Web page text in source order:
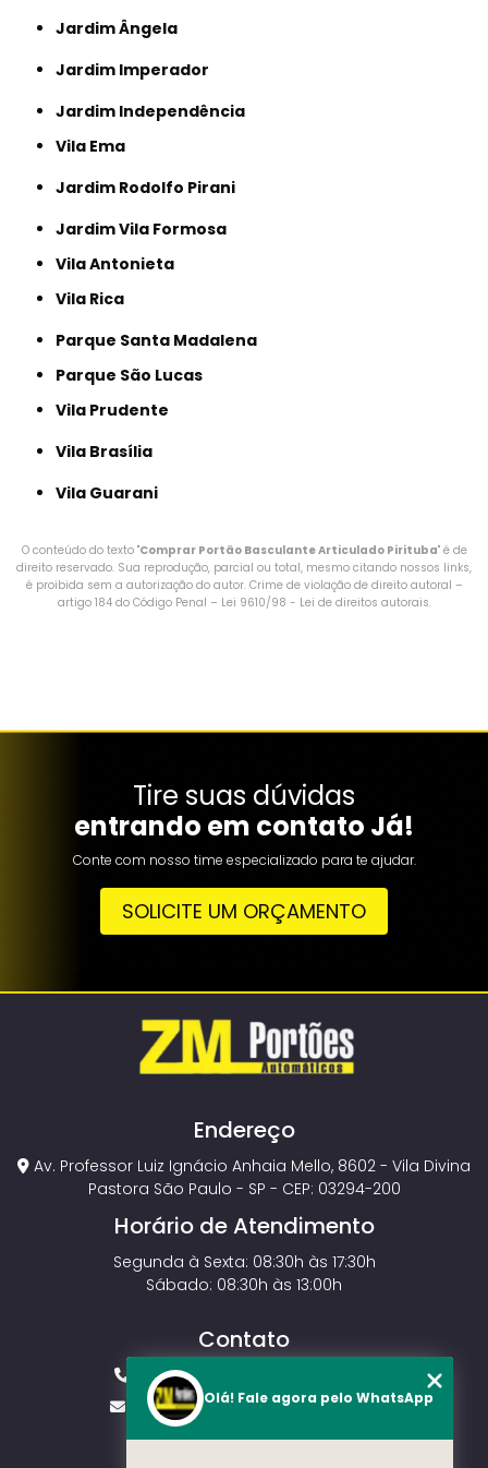
Jardim Ângela
Jardim Imperador
Jardim Independência
Vila Ema
Jardim Rodolfo Pirani
Jardim Vila Formosa
Vila Antonieta
Vila Rica
Parque Santa Madalena
Parque São Lucas
Vila Prudente
Vila Brasília
Vila Guarani
O conteúdo do texto "Comprar Portão Basculante Articulado Pirituba" é de
direito reservado. Sua reprodução, parcial ou total, mesmo citando nossos links,
é proibida sem a autorização do autor. Crime de violação de direito autoral –
artigo 184 do Código Penal – Lei 9610/98 - Lei de direitos autorais.
Tire suas dúvidas
entrando em contato Já!
Conte com nosso time especializado para te ajudar.
SOLICITE UM ORÇAMENTO
Endereço
Av. Professor Luiz Ignácio Anhaia Mello, 8602 - Vila Divina
Pastora São Paulo - SP - CEP: 03294-200
Horário de Atendimento
Segunda à Sexta: 08:30h às 17:30h
Sábado: 08:30h às 13:00h
Contato
(11) 2143-4826
vendas.zmportoes@gmail.com
Olá! Fale agora pelo WhatsApp